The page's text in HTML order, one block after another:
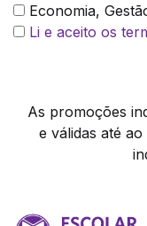
Economia,
Li e aceito os
As promoções
e válidas até